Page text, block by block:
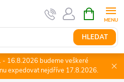
HLEDAT
NÁKUPNÍ
KOŠÍK
- 16.8.2026 budeme veškeré
expedovat nejdříve 17.8.2026.